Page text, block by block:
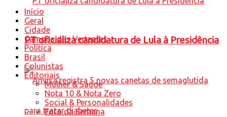
PT oficializa candidatura de Lula à Presidência
Início
Geral
Cidade
Campos das Vertentes
Política
Brasil
Colunistas
Editoriais
Mulher & Saúde
Nota 10 & Nota Zero
Social & Personalidades
Foto da Semana